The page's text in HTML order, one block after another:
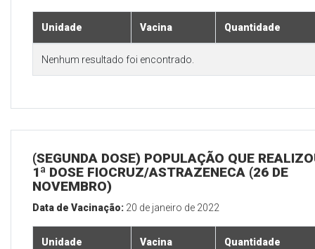
Unidade Vacina Quantidade
Nenhum resultado foi encontrado.
(SEGUNDA DOSE) POPULAÇÃO QUE
1ª DOSE FIOCRUZ/ASTRAZENECA (26 DE
NOVEMBRO)
Data de Vacinação: 20 de janeiro de 2022
Unidade Vacina Quantidade